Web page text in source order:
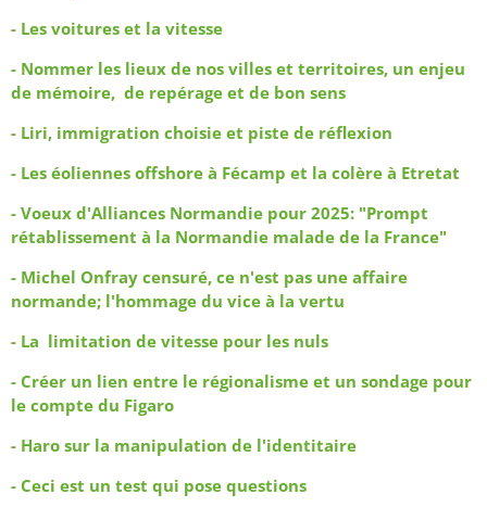
- Les voitures et la vitesse
- Nommer les lieux de nos villes et territoires, un enjeu
de mémoire, de repérage et de bon sens
- Liri, immigration choisie et piste de réflexion
- Les éoliennes offshore à Fécamp et la colère à Etretat
- Voeux d'Alliances Normandie pour 2025: "Prompt
rétablissement à la Normandie malade de la France"
- Michel Onfray censuré, ce n'est pas une affaire
normande; l'hommage du vice à la vertu
- La limitation de vitesse pour les nuls
- Créer un lien entre le régionalisme et un sondage pour
le compte du Figaro
- Haro sur la manipulation de l'identitaire
- Ceci est un test qui pose questions